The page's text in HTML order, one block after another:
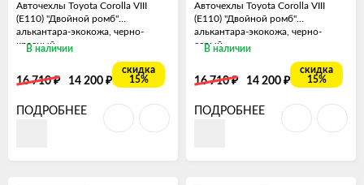
Авточехлы Toyota Corolla VIII
(E110) "Двойной ромб"
алькантара-экокожа, черно-
красный
В наличии
16 710₽ 14 200 ₽
скидка
15%
ПОДРОБНЕЕ
Авточехлы Toyota Corolla VIII
(E110) "Двойной ромб"
алькантара-экокожа, черно-
серый
В наличии
16 710₽ 14 200 ₽
скидка
15%
ПОДРОБНЕЕ